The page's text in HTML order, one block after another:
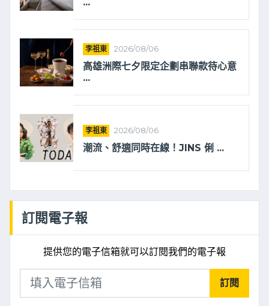
李祖東 2026/08/06
高雄洲際七夕限定企劃串聯款待心意
...
李祖東 2026/08/06
潮流、舒適同時在線！JINS 俐 ...
訂閱電子報
提供您的電子信箱就可以訂閱我們的電子報
訂閱